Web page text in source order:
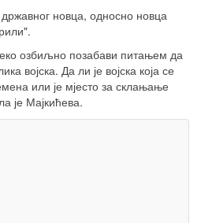
новца, односно новца
озбиљно позабави питањем да
војска. Да ли је војска која се
или је мјесто за склањање
је Мајкићева.